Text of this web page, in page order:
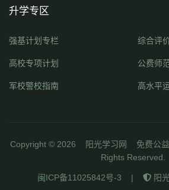
升学专区
强基计划专栏 综合评
高校专项计划 公费师
军校警校指南 高水平
Copyright © 2026 阳光学习网
免费公
Rights Reserved.
闽ICP备11025842号-3 | 阳